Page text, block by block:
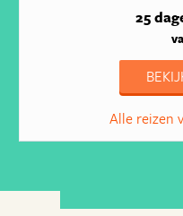
25
va
Alle reizen